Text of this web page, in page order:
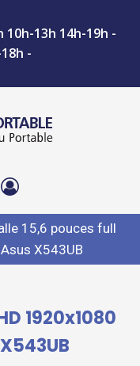
13h 14h-19h -
-
15,6 pouces full
X543UB
1920x1080